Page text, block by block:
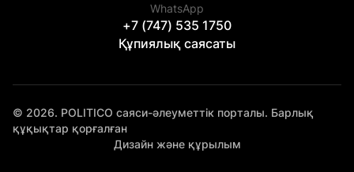
WhatsApp
+7 (747) 535 1750
Құпиялық саясаты
© 2026. POLITICO саяси-әлеуметтік порталы. Барлық
құқықтар қорғалған
Дизайн және құрылым